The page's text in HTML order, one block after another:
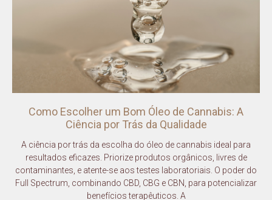
Como Escolher um Bom Óleo de Cannabis: A
Ciência por Trás da Qualidade
A ciência por trás da escolha do óleo de cannabis ideal para
resultados eficazes. Priorize produtos orgânicos, livres de
contaminantes, e atente-se aos testes laboratoriais. O poder do
Full Spectrum, combinando CBD, CBG e CBN, para potencializar
benefícios terapêuticos. A